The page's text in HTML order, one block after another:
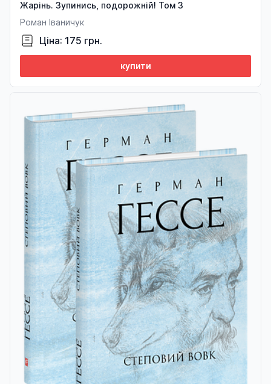
Жарінь. Зупинись, подорожній! Том 3
Роман Іваничук
Ціна: 175 грн.
купити